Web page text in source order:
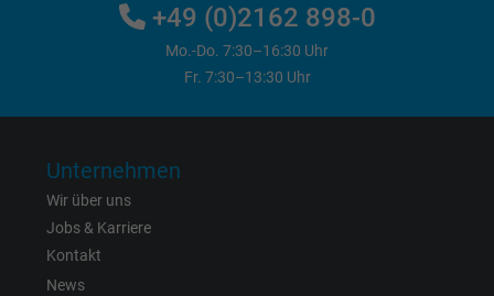
Facebook Ireland Ltd.
1 Jahr
Name
Anbieter
+49 (0)2162 898-0
Mo.-Do. 7:30–16:30 Uhr
Fr. 7:30–13:30 Uhr
Unternehmen
Wir über uns
Jobs & Karriere
Kontakt
News